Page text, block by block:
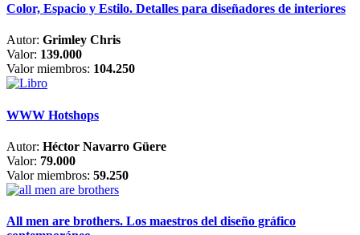
Color, Espacio y Estilo. Detalles para diseñadores de interiores
Autor: Grimley Chris
Valor: 139.000
Valor miembros: 104.250
WWW Hotshops
Autor: Héctor Navarro Güere
Valor: 79.000
Valor miembros: 59.250
All men are brothers. Los maestros del diseño gráfico